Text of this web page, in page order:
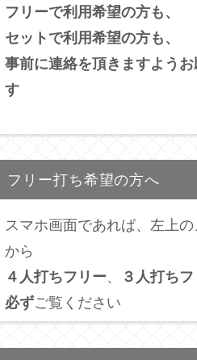
フリーで利用希望の方も、
セットで利用希望の方も、
事前に連絡を頂きますようお
す
フリー打ち希望の方へ
スマホ画面であれば、左上
から
４人打ちフリー、 ３人打ち
必ずご覧ください